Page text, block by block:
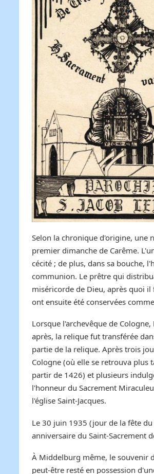
Selon la chronique d'origine, une
premier dimanche de Carême.
cécité ; de plus, dans sa bouche,
communion. Le prêtre qui
miséricorde de Dieu, après quoi
ont ensuite été conservées
Lorsque l'archevêque de
après, la relique fut transférée
partie de la relique. Après trois
Cologne (où elle se retrouva plus
partir de 1426) et plusieurs
l'honneur du Sacrement
l'église Saint-Jacques.
Le 30 juin 1935 (jour de la fête
anniversaire du Saint-Sacrement
À Middelburg même, le souvenir
peut-être resté en possession